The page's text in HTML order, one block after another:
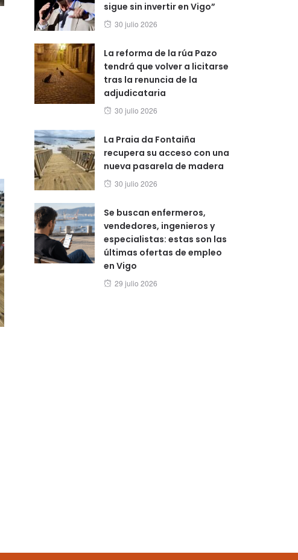
sigue sin invertir en Vigo”
Posted
30 julio 2026
La reforma de la rúa Pazo
tendrá que volver a licitarse
tras la renuncia de la
adjudicataria
Posted
30 julio 2026
La Praia da Fontaiña
recupera su acceso con una
nueva pasarela de madera
Posted
30 julio 2026
Se buscan enfermeros,
vendedores, ingenieros y
especialistas: estas son las
últimas ofertas de empleo
en Vigo
Posted
29 julio 2026